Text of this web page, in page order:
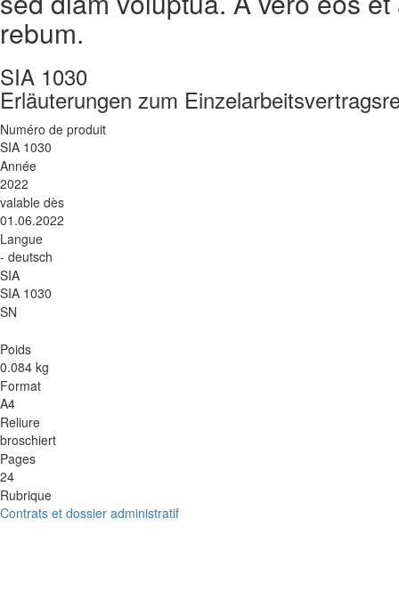
rebum.
SIA 1030
Erläuterungen zum
Numéro de produit
SIA 1030
Année
2022
valable dès
01.06.2022
Langue
- deutsch
SIA
SIA 1030
SN
Poids
0.084 kg
Format
A4
Reliure
broschiert
Pages
24
Rubrique
Contrats et dossier administratif